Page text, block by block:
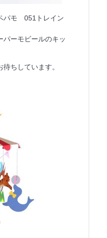
パモ 051トレイン
パーモビールのキッ
ちしています。